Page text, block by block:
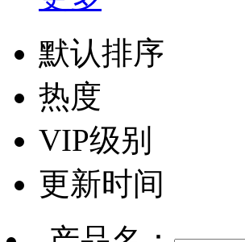
默认排序
热度
VIP级别
更新时间